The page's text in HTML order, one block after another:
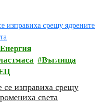
Въглища
се изправиха срещу
света